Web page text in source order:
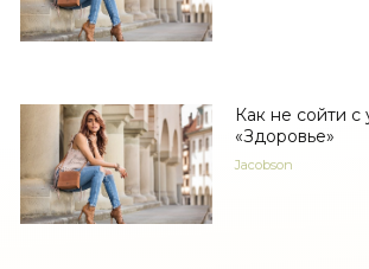
Как не сойти
«Здоровье»
Jacobson